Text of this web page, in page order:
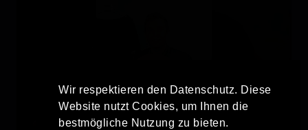
Wir respektieren den Datenschutz. Diese
Website nutzt Cookies, um Ihnen die
bestmögliche Nutzung zu bieten.